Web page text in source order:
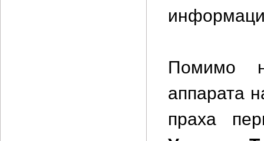
Помимо
аппарата
праха